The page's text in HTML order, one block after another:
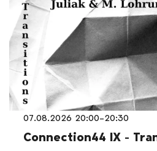
07.08.2026 20:00–20:30
Connection44 IX -